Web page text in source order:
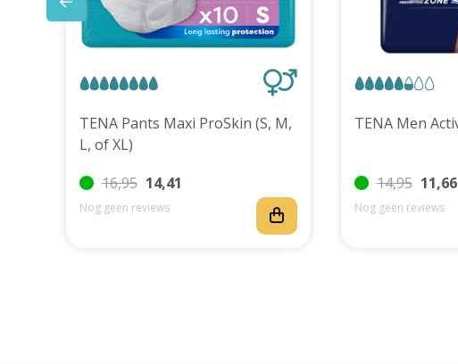
TENA Pants Maxi ProSkin (S, M,
L, of XL)
16,95 14,41
Nog geen reviews
14,95 11,66
Nog geen reviews